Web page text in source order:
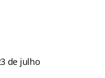
de julho